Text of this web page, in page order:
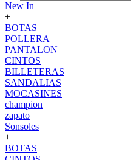
New In
+
BOTAS
POLLERA
PANTALON
CINTOS
BILLETERAS
SANDALIAS
MOCASINES
champion
zapato
Sonsoles
+
BOTAS